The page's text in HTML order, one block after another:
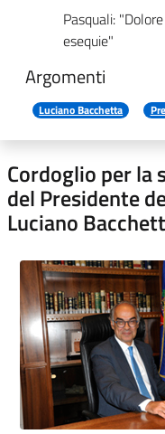
Pasquali:
esequie"
Argomenti
Luciano Bacchetta
Cordoglio per la
del Presidente
Luciano